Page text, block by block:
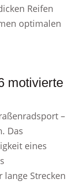
Reifen
optimalen
motivierte
–
Das
eines
Strecken